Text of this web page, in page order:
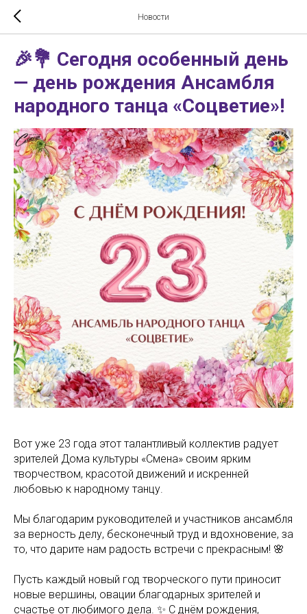
Новости
🎉💐 Сегодня особенный день
— день рождения Ансамбля
народного танца «Соцветие»!
Вот уже 23 года этот талантливый коллектив радует
зрителей Дома культуры «Смена» своим ярким
творчеством, красотой движений и искренней
любовью к народному танцу.
Мы благодарим руководителей и участников ансамбля
за верность делу, бесконечный труд и вдохновение, за
то, что дарите нам радость встречи с прекрасным! 🌸
Пусть каждый новый год творческого пути приносит
новые вершины, овации благодарных зрителей и
счастье от любимого дела. ✨ С днём рождения,